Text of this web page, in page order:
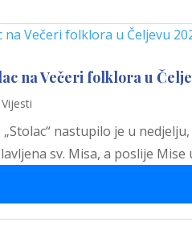
na Večeri folklora u
Vijesti
„Stolac“ nastupilo je u
sv. Misa, a poslije